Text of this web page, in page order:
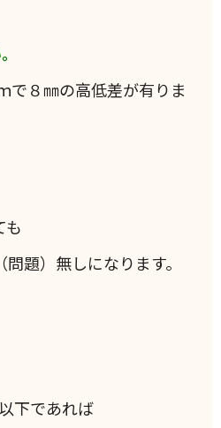
で８㎜の高低差が有りま
も
題）無しになります。
下であれば